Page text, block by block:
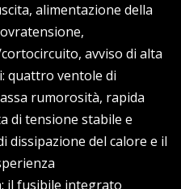
alimentazione della
avviso di alta
quattro ventole di
rumorosità, rapida
di tensione stabile e
dissipazione del calore e il
il fusibile integrato